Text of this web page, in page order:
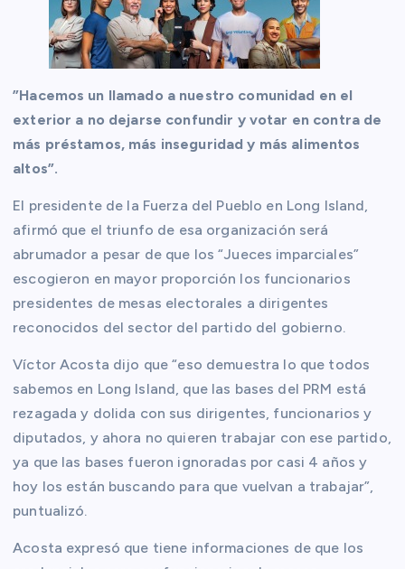
”Hacemos un llamado a nuestro comunidad en el
exterior a no dejarse confundir y votar en contra de
más préstamos, más inseguridad y más alimentos
altos”.
El presidente de la Fuerza del Pueblo en Long Island,
afirmó que el triunfo de esa organización será
abrumador a pesar de que los “Jueces imparciales”
escogieron en mayor proporción los funcionarios
presidentes de mesas electorales a dirigentes
reconocidos del sector del partido del gobierno.
Víctor Acosta dijo que “eso demuestra lo que todos
sabemos en Long Island, que las bases del PRM está
rezagada y dolida con sus dirigentes, funcionarios y
diputados, y ahora no quieren trabajar con ese partido,
ya que las bases fueron ignoradas por casi 4 años y
hoy los están buscando para que vuelvan a trabajar”,
puntualizó.
Acosta expresó que tiene informaciones de que los